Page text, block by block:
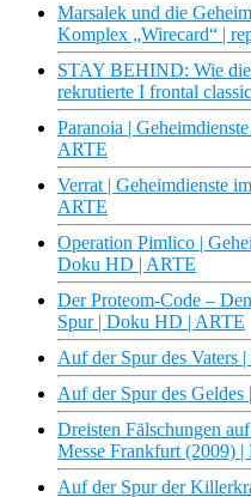
Marsalek und die
Komplex „Wirecard“ |
STAY BEHIND: Wie
rekrutierte I frontal classic
Paranoia |
ARTE
Verrat | Geheimdienste
ARTE
Operation Pimlico |
Doku HD | ARTE
Der Proteom-Code –
Spur | Doku HD | ARTE
Auf der Spur des Vaters
Auf der Spur des
Dreisten Fälschungen
Messe Frankfurt (2009)
Auf der Spur der